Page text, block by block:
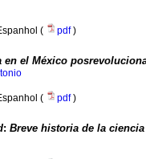
( pdf)
en el México
( pdf)
: Breve historia de la